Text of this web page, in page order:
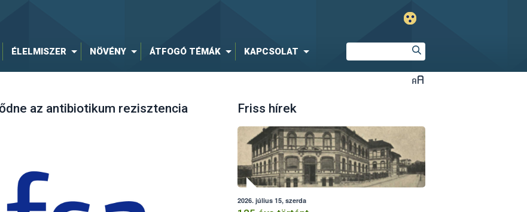
ÉLELMISZER NÖVÉNY ÁTFOGÓ TÉMÁK KAPCSOLAT
az antibiotikum rezisztencia Friss hírek
2026. július 15, szerda